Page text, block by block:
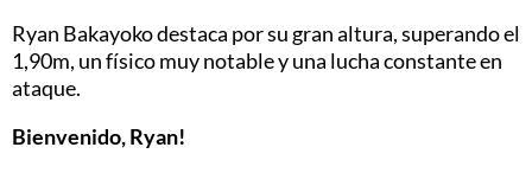
Ryan Bakayoko destaca por su gran altura, superando el
1,90m, un físico muy notable y una lucha constante en
ataque.
Bienvenido, Ryan!